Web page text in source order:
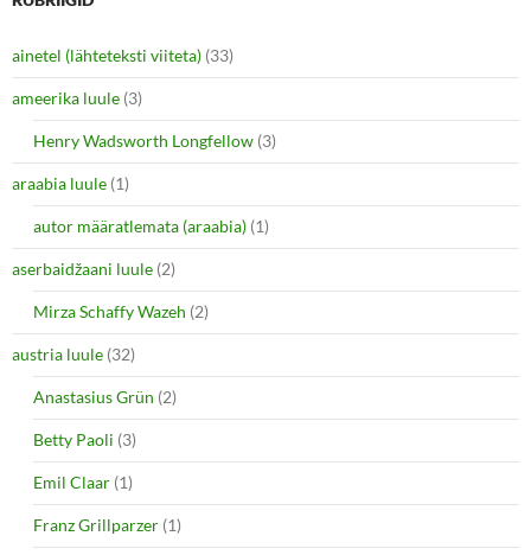
t
t
e
r
(
O
p
e
n
n
n
w
w
i
n
d
o
)
e
b
o
o
k
(
O
p
e
n
i
n
n
e
w
w
i
n
d
w
)
ainetel (lähteteksti viiteta) (33)
ameerika luule (3)
Henry Wadsworth Longfellow (3)
araabia luule (1)
autor määratlemata (araabia) (1)
aserbaidžaani luule (2)
Mirza Schaffy Wazeh (2)
austria luule (32)
Anastasius Grün (2)
Betty Paoli (3)
Emil Claar (1)
Franz Grillparzer (1)